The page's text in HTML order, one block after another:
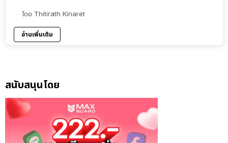
โดย Thitirath Kinaret
อ่านเพิ่มเติม
สนับสนุนโดย